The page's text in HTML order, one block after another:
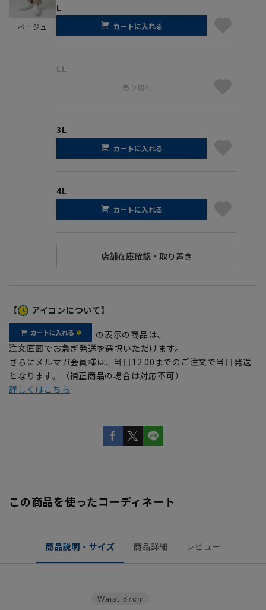
ベージュ
L
カートに入れる
LL
売り切れ
3L
カートに入れる
4L
カートに入れる
【 アイコンについて】
の表示の商品は、
注文画面でお急ぎ発送を選択いただけます。
さらにメルマガ会員様は、当日12:00までのご注文で当日発送
となります。（補正商品の場合は対応不可）
詳しくはこちら
この商品を使ったコーディネート
商品説明・サイズ 商品詳細 レビュー
Waist 87cm